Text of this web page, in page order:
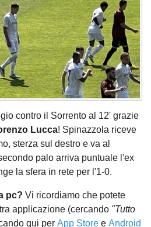
contro il Sorrento al 12' grazie
Lucca! Spinazzola riceve
sterza sul destro e va al
palo arriva puntuale l'ex
la sfera in rete per l'1-0.
pc? Vi ricordiamo che potete
applicazione (cercando "Tutto
qui per App Store e Android